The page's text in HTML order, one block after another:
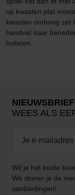
up kwasten plat
kwasten omhoog zet
handvat naar
loslaten.
NIEUWSBRIEF
WEES ALS
Wil je het beste
We sturen je de
aanbiedingen!